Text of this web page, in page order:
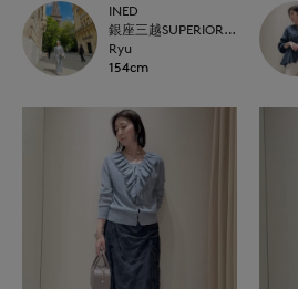
INED
銀座三越SUPERIOR CLOSET GINZA
Ryu
154cm